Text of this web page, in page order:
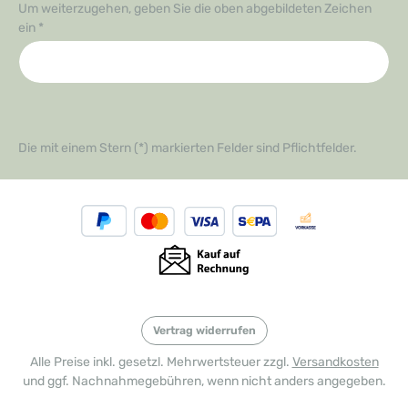
Um weiterzugehen, geben Sie die oben abgebildeten Zeichen
ein *
Die mit einem Stern (*) markierten Felder sind Pflichtfelder.
Vertrag widerrufen
Alle Preise inkl. gesetzl. Mehrwertsteuer zzgl. Versandkosten
und ggf. Nachnahmegebühren, wenn nicht anders angegeben.